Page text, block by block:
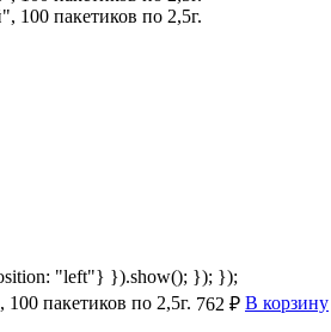
"left"} }).show(); }); });
пакетиков по 2,5г. 762 ₽ В корзину